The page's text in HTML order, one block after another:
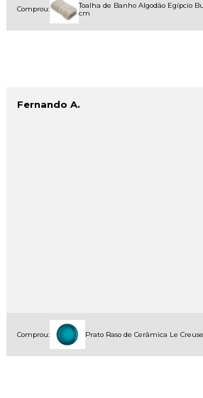
Comprou:
Toalha de Banho Algodão Egípcio
cm
Fernando A.
Comprou: Prato Raso de Cerâmica Le